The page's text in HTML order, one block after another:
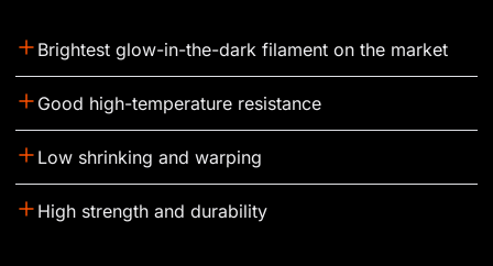
Brightest glow-in-the-dark filament on the market
Good high-temperature resistance
Low shrinking and warping
High strength and durability